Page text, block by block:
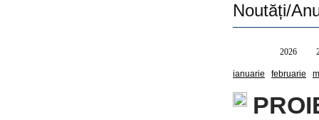
Noutăți/
2026
ianuarie februarie